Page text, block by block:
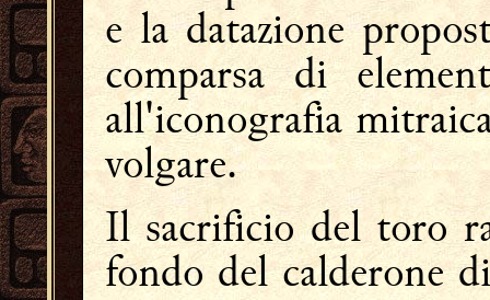
e la datazione
comparsa di
all'iconografia
volgare.
Il sacrificio del toro
fondo del calderone